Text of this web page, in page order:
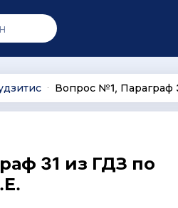
∙ Вопрос №1, Параграф
31 из ГДЗ по